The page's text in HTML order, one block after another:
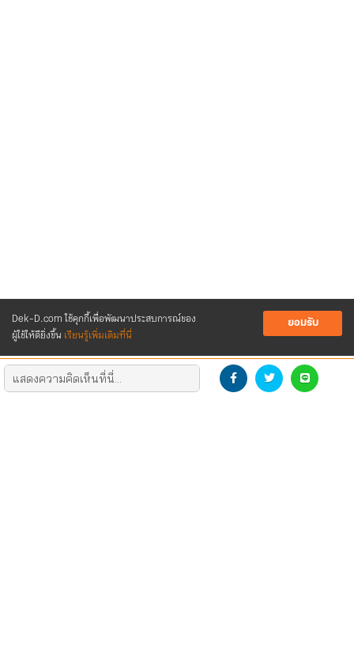
Dek-D.com ใช้คุกกี้เพื่อพัฒนาประสบการณ์ของ
ผู้ใช้ให้ดียิ่งขึ้น เรียนรู้เพิ่มเติมที่นี่
ยอมรับ